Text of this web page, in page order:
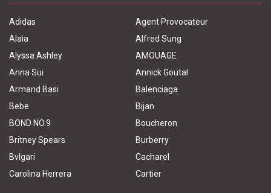
Adidas
Agent Provocateur
Alaia
Alfred Sung
Alyssa Ashley
AMOUAGE
Anna Sui
Annick Goutal
Armand Basi
Balenciaga
Bebe
Bijan
BOND NO.9
Boucheron
Britney Spears
Burberry
Bvlgari
Cacharel
Carolina Herrera
Cartier